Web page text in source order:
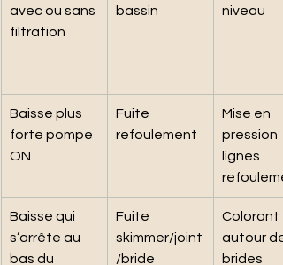
avec ou sans
filtration
bassin
niveau
Baisse plus
forte pompe
ON
Fuite
refoulement
Mise en
pression
lignes
Baisse qui
s’arrête au
bas du
Fuite
skimmer/joint
/bride
Colorant
autour
brides